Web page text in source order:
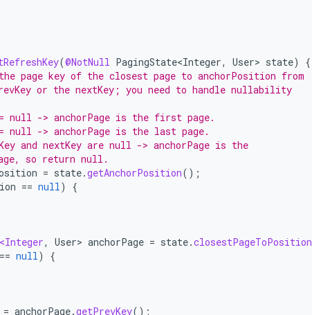
(@NotNull PagingState<Integer, User> state)
{
page key of the closest page to anchorPosition from
or the nextKey; you need to handle nullability
null -> anchorPage is the first page.
null -> anchorPage is the last page.
and nextKey are null -> anchorPage is the
so return null.
= state.getAnchorPosition();
== null)
{
, User> anchorPage = state.closestPageToPosition
== null)
{
= anchorPage.getPrevKey();